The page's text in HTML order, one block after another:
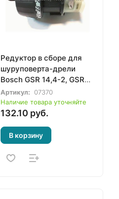
Редуктор в сборе для
шуруповерта-дрели
Bosch GSR 14,4-2, GSR
18-2 (2609110493)
Артикул:
07370
Наличие товара уточняйте
132.10 руб.
В корзину